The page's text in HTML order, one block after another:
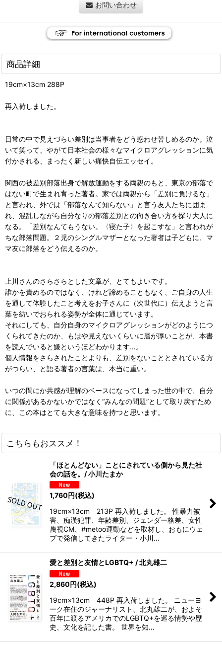
お問い合わせ
商品詳細
19cm×13cm 288P
再入荷しました。
日常の中で見えづらい差別は当事者をどう惑わせ苦しめるのか。泣
いて笑って、やがて日本社会の様々なマイクロアグレッションに気
付かされる、まったく新しい痛快自伝エッセイ。
関西の被差別部落出身で解放運動をする両親のもと、東京の部落で
はない町で生まれ育った著者。家では両親から「差別に負けるな」
と言われ、外では「部落なんて知らない」と言う友人たちに囲ま
れ、混乱しながら自分なりの部落差別との向き合い方を探り大人に
なる。「差別なんてもうない。〈寝た子〉を起こすな」と言われが
ちな部落問題。２児のシングルマザーとなった著者は子どもに、マ
マ友に部落をどう伝えるのか。
上川さんのさらさらとした文章が、とてもよいです。
誰かを責めるのではなく、けれど諦めることもなく、ご自身の人生
を通して体験したこと考えをお子さんに（次世代に）伝えようと言
葉を紡いでおられる姿勢が全体に通じています。
それにしても、自分自身のマイクロアグレッションがどのようにつ
くられてきたのか、もはや見えないくらいに層が厚いことが、本書
を読んでいると嫌というほどわかります…。
個人情報をさらされたことよりも、差別をないこととされている方
がつらい、と語る著者の言葉は、本当に重い。
いつの間にか共感が理解のベースになってしまった世の中で、自分
に関係があるかないかではなく“みんなの問題”として取り戻すため
に、この本はとても大きな意味を持つと思います。
こちらもおススメ！
「ほとんどない」ことにされている側から見た社
会の話を。/ 小川たまか
1,760円(税込)
19cm×13cm 213P 再入荷しました。 性暴力被
害、痴漢犯罪、年齢差別、ジェンダー格差、女性
蔑視CM、#metoo運動などを取材し、おもにウェ
ブで発信してきたライター・小川…
愛と差別と友情とLGBTQ+ / 北丸雄二
2,860円(税込)
19cm×13cm 448P 再入荷しました。 ニューヨ
ーク在住のジャーナリスト、北丸雄二が、およそ
百年に渡るアメリカでのLGBTQ+を巡る情勢や歴
史、文化を記した書。 世界を知…